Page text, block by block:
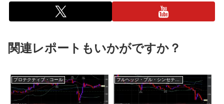
関連レポートもいかがですか？
プロテクティブ・コール